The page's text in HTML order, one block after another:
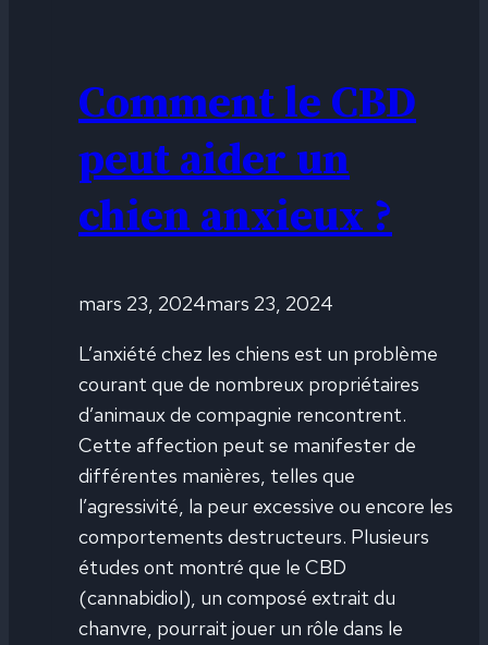
Comment le CBD
peut aider un
chien anxieux ?
mars 23, 2024mars 23, 2024
L’anxiété chez les chiens est un problème
courant que de nombreux propriétaires
d’animaux de compagnie rencontrent.
Cette affection peut se manifester de
différentes manières, telles que
l’agressivité, la peur excessive ou encore les
comportements destructeurs. Plusieurs
études ont montré que le CBD
(cannabidiol), un composé extrait du
chanvre, pourrait jouer un rôle dans le